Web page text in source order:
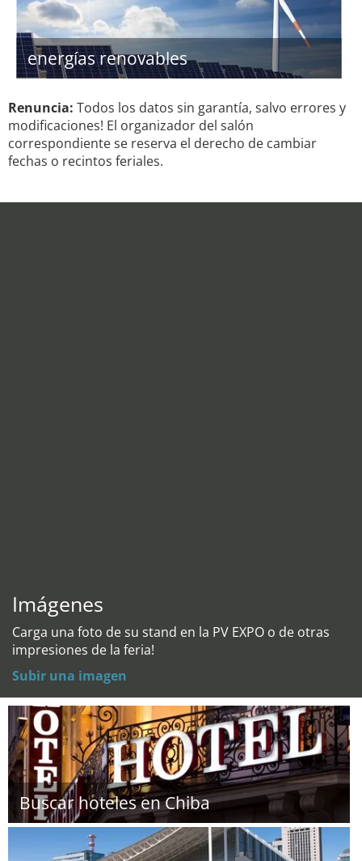
energías renovables
Renuncia: Todos los datos sin garantía, salvo errores y
modificaciones! El organizador del salón
correspondiente se reserva el derecho de cambiar
fechas o recintos feriales.
Imágenes
Carga una foto de su stand en la PV EXPO o de otras
impresiones de la feria!
Subir una imagen
Buscar hoteles en Chiba